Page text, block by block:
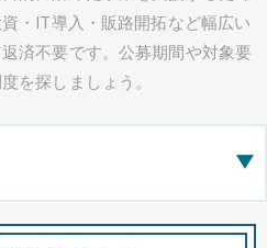
・IT導入・販路開拓など幅広い
済不要です。公募期間や対象要
を探しましょう。
▶